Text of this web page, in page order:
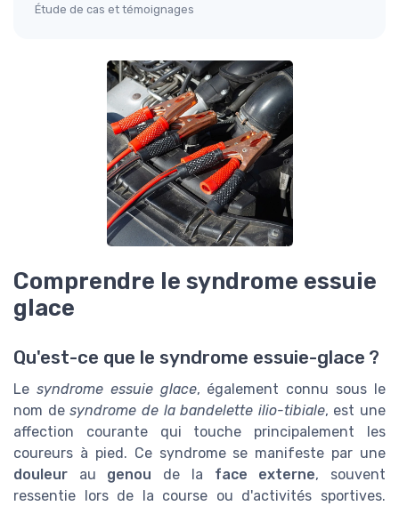
Étude de cas et témoignages
Comprendre le syndrome essuie
glace
Qu'est-ce que le syndrome essuie-glace ?
Le syndrome essuie glace, également connu sous le
nom desyndrome de la bandelette ilio-tibiale, est une
affection courante qui touche principalement les
coureurs à pied. Ce syndrome se manifeste par une
douleur au genou de la face externe, souvent
ressentie lors de la course ou d'activités sportives.